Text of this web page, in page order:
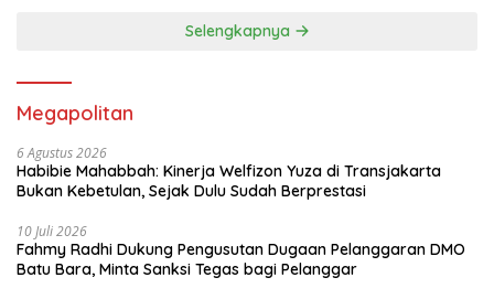
Selengkapnya
Megapolitan
6 Agustus 2026
Habibie Mahabbah: Kinerja Welfizon Yuza di Transjakarta
Bukan Kebetulan, Sejak Dulu Sudah Berprestasi
10 Juli 2026
Fahmy Radhi Dukung Pengusutan Dugaan Pelanggaran DMO
Batu Bara, Minta Sanksi Tegas bagi Pelanggar